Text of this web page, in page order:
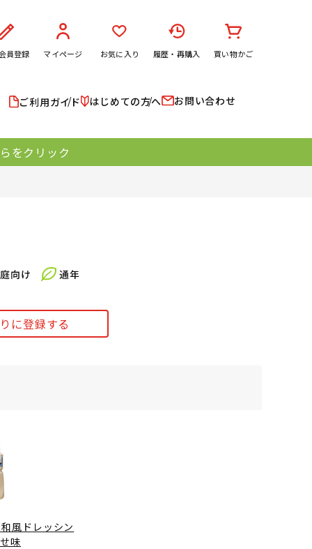
員登録 マイページ お気に入り 履歴・再購入 買い物かご
ご利用ガイド はじめての方へ お問い合わせ
をクリック
に登録する
風ドレッシン
味